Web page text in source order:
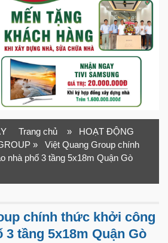
Trang chủ » HOẠT ĐỘNG
» Việt Quang Group chính
nhà phố 3 tầng 5x18m Quận Gò
chính thức khởi công
3 tầng 5x18m Quận Gò